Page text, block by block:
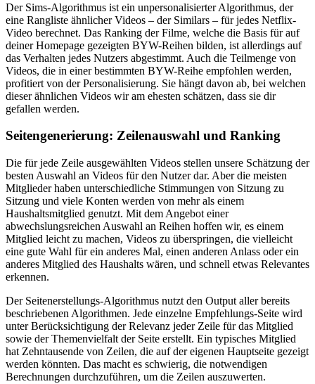
Der Sims-Algorithmus ist ein unpersonalisierter Algorithmus, der
eine Rangliste ähnlicher Videos – der Similars – für jedes Netflix-
Video berechnet. Das Ranking der Filme, welche die Basis für auf
deiner Homepage gezeigten BYW-Reihen bilden, ist allerdings auf
das Verhalten jedes Nutzers abgestimmt. Auch die Teilmenge von
Videos, die in einer bestimmten BYW-Reihe empfohlen werden,
profitiert von der Personalisierung. Sie hängt davon ab, bei welchen
dieser ähnlichen Videos wir am ehesten schätzen, dass sie dir
gefallen werden.
Seitengenerierung: Zeilenauswahl und Ranking
Die für jede Zeile ausgewählten Videos stellen unsere Schätzung der
besten Auswahl an Videos für den Nutzer dar. Aber die meisten
Mitglieder haben unterschiedliche Stimmungen von Sitzung zu
Sitzung und viele Konten werden von mehr als einem
Haushaltsmitglied genutzt. Mit dem Angebot einer
abwechslungsreichen Auswahl an Reihen hoffen wir, es einem
Mitglied leicht zu machen, Videos zu überspringen, die vielleicht
eine gute Wahl für ein anderes Mal, einen anderen Anlass oder ein
anderes Mitglied des Haushalts wären, und schnell etwas Relevantes
erkennen.
Der Seitenerstellungs-Algorithmus nutzt den Output aller bereits
beschriebenen Algorithmen. Jede einzelne Empfehlungs-Seite wird
unter Berücksichtigung der Relevanz jeder Zeile für das Mitglied
sowie der Themenvielfalt der Seite erstellt. Ein typisches Mitglied
hat Zehntausende von Zeilen, die auf der eigenen Hauptseite gezeigt
werden könnten. Das macht es schwierig, die notwendigen
Berechnungen durchzuführen, um die Zeilen auszuwerten.